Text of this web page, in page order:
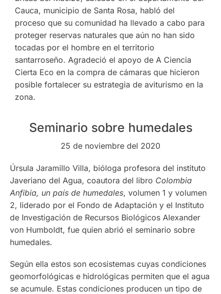
Cauca, municipio de Santa Rosa, habló del
proceso que su comunidad ha llevado a cabo para
proteger reservas naturales que aún no han sido
tocadas por el hombre en el territorio
santarroseño. Agradeció el apoyo de A Ciencia
Cierta Eco en la compra de cámaras que hicieron
posible fortalecer su estrategia de aviturismo en la
zona.
Seminario sobre humedales
25 de noviembre del 2020
Úrsula Jaramillo Villa, bióloga profesora del instituto
Javeriano del Agua, coautora del libro Colombia
Anfibia, un país de humedales, volumen 1 y volumen
2, liderado por el Fondo de Adaptación y el Instituto
de Investigación de Recursos Biológicos Alexander
von Humboldt, fue quien abrió el seminario sobre
humedales.
Según ella estos son ecosistemas cuyas condiciones
geomorfológicas e hidrológicas permiten que el agua
se acumule. Estas condiciones producen un tipo de